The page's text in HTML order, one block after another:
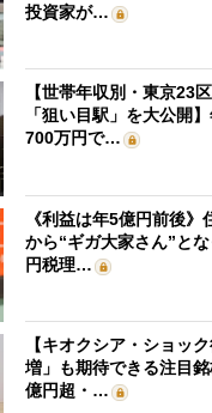
投資家が…
【世帯年収別・東京23
「狙い目駅」を大公開
700万円で…
《利益は年5億円前後》
から“ギガ大家さん”と
円税理…
【キオクシア・ショッ
増」も期待できる注目
億円超・…